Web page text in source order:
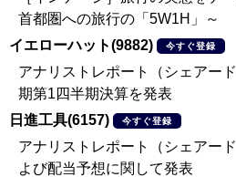
首都圏への旅行の「5W1H」～
イエローハット(9882)
今すぐ登録
アナリストレポート（シェアー
期第1四半期決算を発表
日進工具(6157)
今すぐ登録
アナリストレポート（シェアー
よび配当予想に関して発表